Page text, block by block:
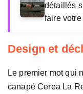
détaillés
faire
Design et
Le premier mot qui
canapé Cerea La